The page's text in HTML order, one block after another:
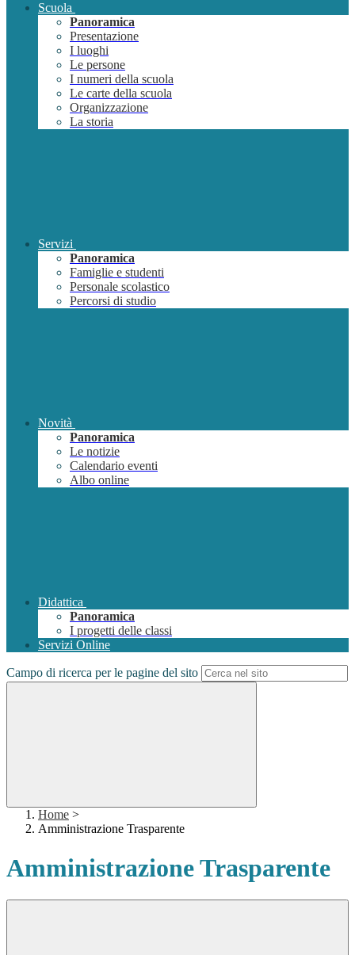
Scuola
Panoramica
Presentazione
I luoghi
Le persone
I numeri della scuola
Le carte della scuola
Organizzazione
La storia
Servizi
Panoramica
Famiglie e studenti
Personale scolastico
Percorsi di studio
Novità
Panoramica
Le notizie
Calendario eventi
Albo online
Didattica
Panoramica
I progetti delle classi
Servizi Online
Campo di ricerca per le pagine del sito
Home >
Amministrazione Trasparente
Amministrazione Trasparente